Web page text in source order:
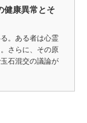
健康異常とそ
。ある者は心霊
さらに、その原
石混交の議論が